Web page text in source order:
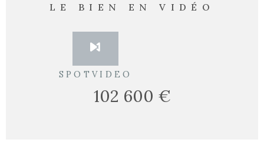
LE BIEN EN VIDÉO
SPOTVIDEO
102 600 €